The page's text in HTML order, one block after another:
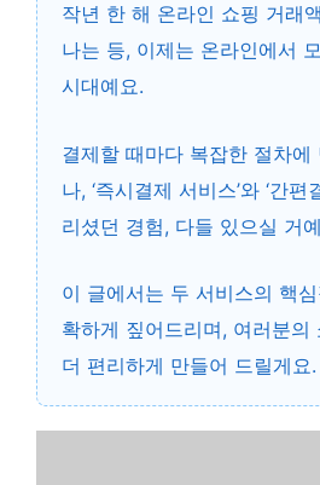
작년 한 해 온라인 쇼핑 거래
나는 등, 이제는 온라인에서
시대예요.
결제할 때마다 복잡한 절차에
나, ‘즉시결제 서비스’와 ‘간
리셨던 경험, 다들 있으실 거
이 글에서는 두 서비스의 핵
확하게 짚어드리며, 여러분의
더 편리하게 만들어 드릴게요.